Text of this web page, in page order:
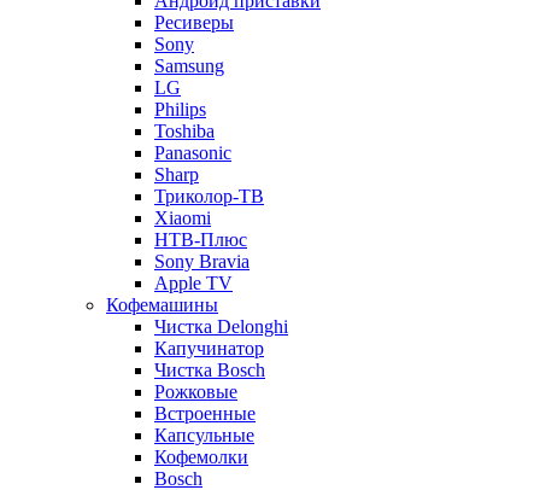
Ресиверы
Sony
Samsung
LG
Philips
Toshiba
Panasonic
Sharp
Триколор-ТВ
Xiaomi
НТВ-Плюс
Sony Bravia
Apple TV
Кофемашины
Чистка Delonghi
Капучинатор
Чистка Bosch
Рожковые
Встроенные
Капсульные
Кофемолки
Bosch